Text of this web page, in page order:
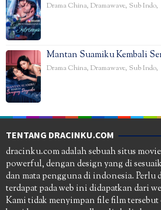
Drama China, Dramawave, Sub Indo,
Mantan Suamiku Kembali
Drama China, Dramawave, Sub Indo,
TENTANG DRACINKU.COM
dracinku.com adalah sebuah situs
powerful, dengan design yang di
dan mata pengguna di indonesia.
terdapat pada web ini didapatkan dari
Kami tidak menyimpan file film tersebut